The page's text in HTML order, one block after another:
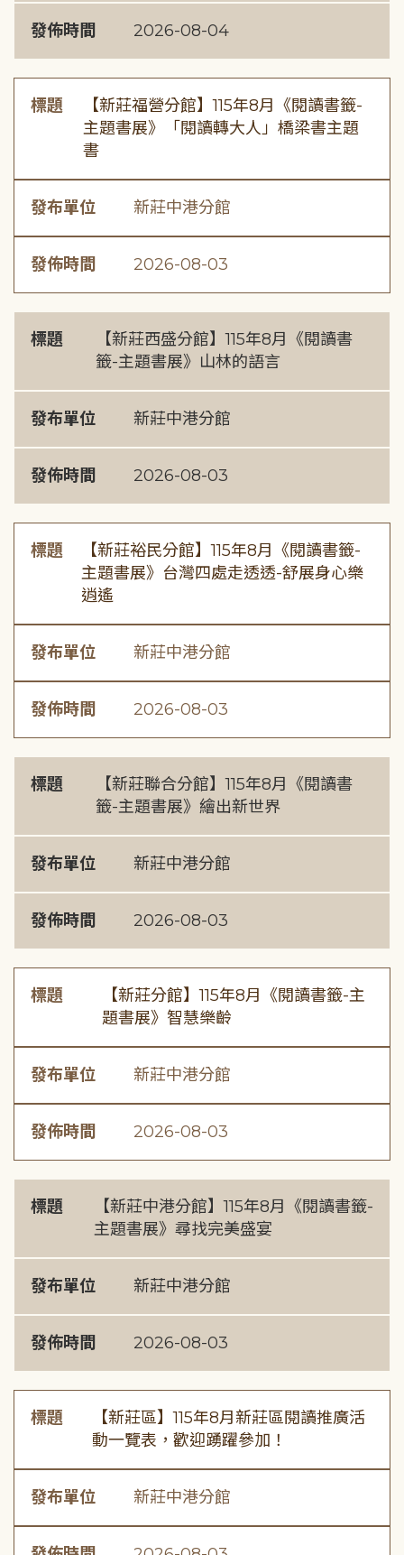
發佈時間 2026-08-04
標題
【新莊福營分館】115年8月《閱讀書籤-
主題書展》「閱讀轉大人」橋梁書主題
書
發布單位 新莊中港分館
發佈時間 2026-08-03
標題
【新莊西盛分館】115年8月《閱讀書
籤-主題書展》山林的語言
發布單位 新莊中港分館
發佈時間 2026-08-03
標題
【新莊裕民分館】115年8月《閱讀書籤-
主題書展》台灣四處走透透-舒展身心樂
逍遙
發布單位 新莊中港分館
發佈時間 2026-08-03
標題
【新莊聯合分館】115年8月《閱讀書
籤-主題書展》繪出新世界
發布單位 新莊中港分館
發佈時間 2026-08-03
標題
【新莊分館】115年8月《閱讀書籤-主
題書展》智慧樂齡
發布單位 新莊中港分館
發佈時間 2026-08-03
標題
【新莊中港分館】115年8月《閱讀書籤-
主題書展》尋找完美盛宴
發布單位 新莊中港分館
發佈時間 2026-08-03
標題
【新莊區】115年8月新莊區閱讀推廣活
動一覽表，歡迎踴躍參加！
發布單位 新莊中港分館